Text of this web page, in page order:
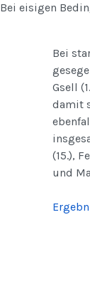
eisigen
Bei
Gsell
damit
(15.),
und